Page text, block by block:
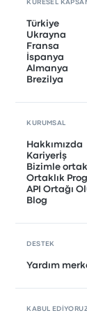
KÜRESEL
Türkiye
Ukrayna
Fransa
İspanya
Almanya
Brezilya
KURUMSAL
Hakkımızda
Kariyerİş
Bizimle
Ortaklık
API Ortağı
Blog
DESTEK
Yardım
KABUL